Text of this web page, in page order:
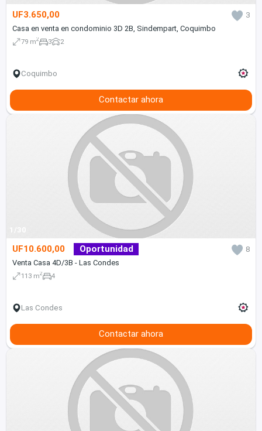
UF3.650,00
3
Casa en venta en condominio 3D 2B, Sindempart, Coquimbo
79 m2 3 2
Coquimbo
Contactar ahora
1/30
UF10.600,00 Oportunidad
8
Venta Casa 4D/3B - Las Condes
113 m2 4
Las Condes
Contactar ahora